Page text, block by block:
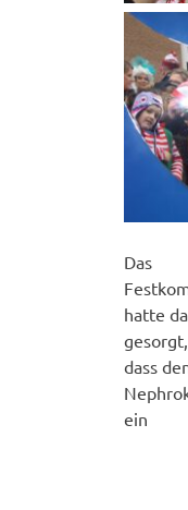
Das
hatte
gesorgt,
dass
ein